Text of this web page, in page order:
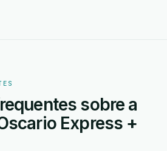
sobre a
Express +